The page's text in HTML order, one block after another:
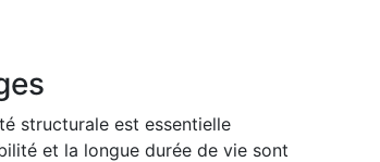
structurale est essentielle
et la longue durée de vie sont